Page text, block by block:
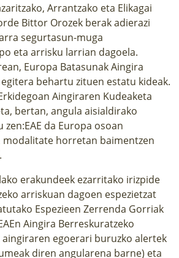
Arrantzako eta Elikagai
Bittor Orozek berak adierazi
segurtasun-muga
eta arrisku larrian dagoela.
Europa Batasunak Aingira
behartu zituen estatu kideak.
Aingiraren Kudeaketa
bertan, angula aisialdirako
da Europa osoan
horretan baimentzen
.
erakundeek ezarritako irizpide
arriskuan dagoen espezietzat
Espezieen Zerrenda Gorriak
Aingira Berreskuratzeko
aingiraren egoerari buruzko alertek
diren angularena barne) eta